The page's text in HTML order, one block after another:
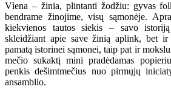
Vìena – žinia, plintanti žodžiu: gyvas
bendrame žinojime, visų sąmonėje.
kiekvienos tautos siekis – savo
skleidžiant apie save žinią aplink, bet
pamatą istorinei sąmonei, taip pat ir
mečio sukaktį mini pradėdamas
penkis dešimtmečius nuo pirmųjų
ansamblio.